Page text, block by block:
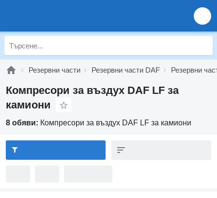
Резервни части Резервни части DAF Резервни
Компресори за въздух DAF LF за
камиони
8 обяви: Компресори за въздух DAF LF за камиони